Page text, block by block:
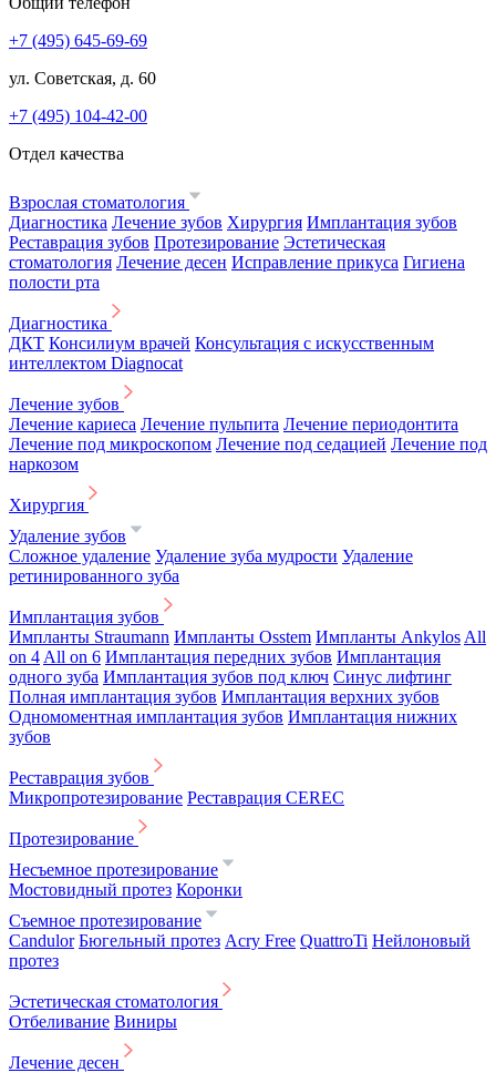
+7 (495) 645-69-69
ул. Советская, д. 60
+7 (495) 104-42-00
Отдел качества
Взрослая стоматология
Диагностика Лечение зубов Хирургия Имплантация зубов
Реставрация зубов Протезирование Эстетическая
стоматология Лечение десен Исправление прикуса Гигиена
полости рта
Диагностика
ДКТ Консилиум врачей Консультация с искусственным
интеллектом Diagnocat
Лечение зубов
Лечение кариеса Лечение пульпита Лечение периодонтита
Лечение под микроскопом Лечение под седацией Лечение под
наркозом
Хирургия
Удаление зубов
Сложное удаление Удаление зуба мудрости Удаление
ретинированного зуба
Имплантация зубов
Импланты Straumann Импланты Osstem Импланты Ankylos All
on 4 All on 6 Имплантация передних зубов Имплантация
одного зуба Имплантация зубов под ключ Синус лифтинг
Полная имплантация зубов Имплантация верхних зубов
Одномоментная имплантация зубов Имплантация нижних
зубов
Реставрация зубов
Микропротезирование Реставрация CEREC
Протезирование
Несъемное протезирование
Мостовидный протез Коронки
Съемное протезирование
Candulor Бюгельный протез Acry Free QuattroTi Нейлоновый
протез
Эстетическая стоматология
Отбеливание Виниры
Лечение десен